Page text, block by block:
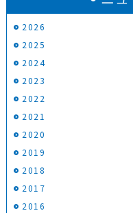
2026
2025
2024
2023
2022
2021
2020
2019
2018
2017
2016